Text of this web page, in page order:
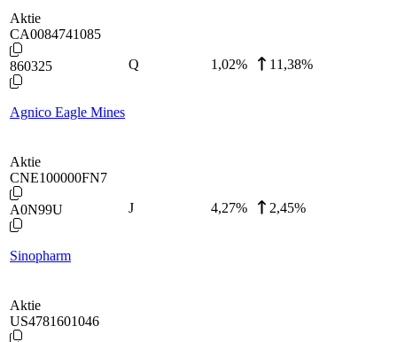
Aktie
CA0084741085
860325
Agnico Eagle Mines
Q 1,02% 11,38%
Aktie
CNE100000FN7
A0N99U
Sinopharm
J 4,27% 2,45%
Aktie
US4781601046